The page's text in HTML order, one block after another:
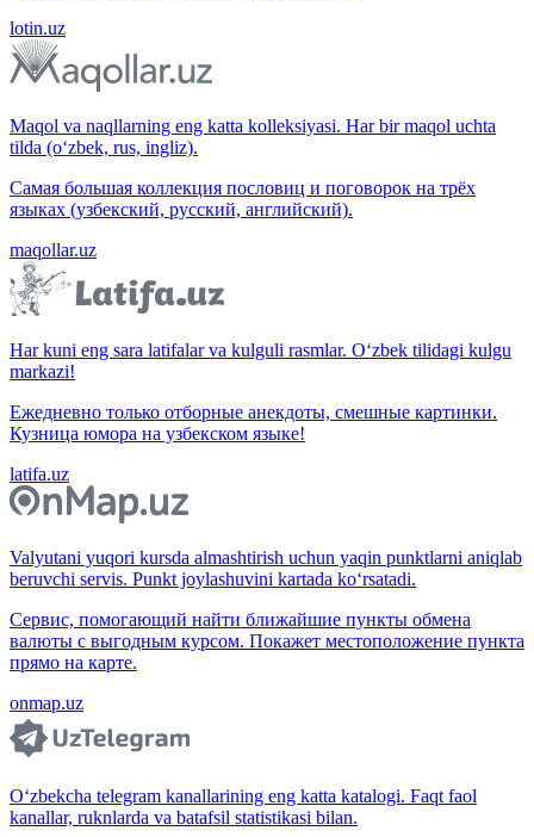
lotin.uz
Maqol va naqllarning eng katta kolleksiyasi. Har bir maqol uchta
tilda (o‘zbek, rus, ingliz).
Самая большая коллекция пословиц и поговорок на трёх
языках (узбекский, русский, английский).
maqollar.uz
Har kuni eng sara latifalar va kulguli rasmlar. O‘zbek tilidagi kulgu
markazi!
Ежедневно только отборные анекдоты, смешные картинки.
Кузница юмора на узбекском языке!
latifa.uz
Valyutani yuqori kursda almashtirish uchun yaqin punktlarni aniqlab
beruvchi servis. Punkt joylashuvini kartada ko‘rsatadi.
Сервис, помогающий найти ближайшие пункты обмена
валюты с выгодным курсом. Покажет местоположение пункта
прямо на карте.
onmap.uz
O‘zbekcha telegram kanallarining eng katta katalogi. Faqt faol
kanallar, ruknlarda va batafsil statistikasi bilan.